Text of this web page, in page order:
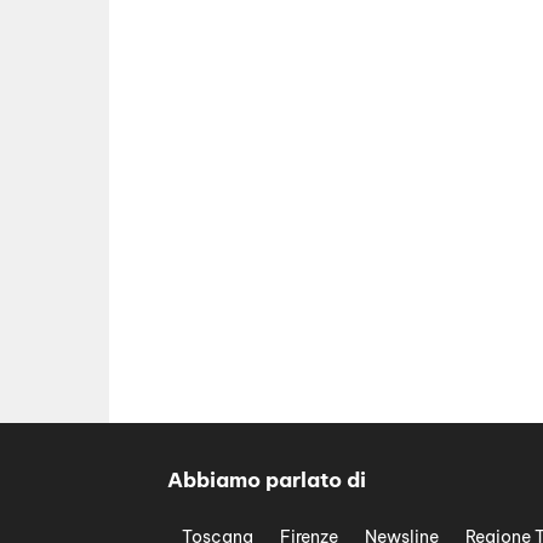
Abbiamo parlato di
Toscana Firenze Newsline Regione